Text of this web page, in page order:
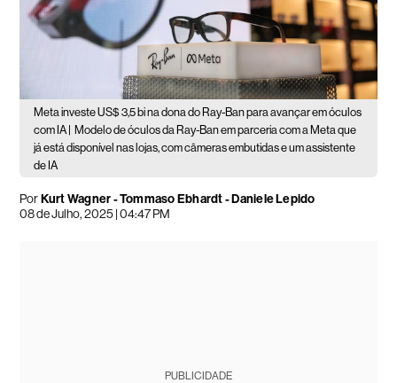
Meta investe US$ 3,5 bi na dona do Ray-Ban para avançar em óculos
com IA |
Modelo de óculos da Ray-Ban em parceria com a Meta que
já está disponível nas lojas, com câmeras embutidas e um assistente
de IA
PorKurt Wagner - Tommaso Ebhardt - Daniele Lepido
08 de Julho, 2025 | 04:47 PM
PUBLICIDADE